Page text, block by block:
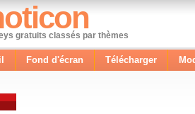
gratuits classés par thèmes
Fond d'écran Télécharger